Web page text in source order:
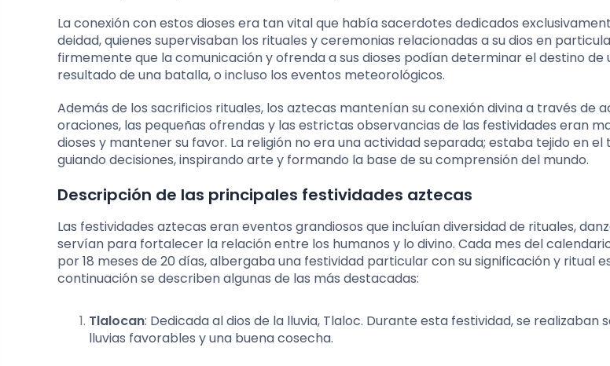
La conexión con estos dioses era tan vital que había sacerdotes dedicados
deidad, quienes supervisaban los rituales y ceremonias relacionadas a su dios en
firmemente que la comunicación y ofrenda a sus dioses podían determinar el destino de
resultado de una batalla, o incluso los eventos meteorológicos.
Además de los sacrificios rituales, los aztecas mantenían su conexión divina a través de
oraciones, las pequeñas ofrendas y las estrictas observancias de las festividades eran
dioses y mantener su favor. La religión no era una actividad separada; estaba tejido en el
guiando decisiones, inspirando arte y formando la base de su comprensión del mundo.
Descripción de las principales festividades aztecas
Las festividades aztecas eran eventos grandiosos que incluían diversidad de rituales,
servían para fortalecer la relación entre los humanos y lo divino. Cada mes del
por 18 meses de 20 días, albergaba una festividad particular con su significación y ritual
continuación se describen algunas de las más destacadas:
Tlalocan: Dedicada al dios de la lluvia, Tlaloc. Durante esta festividad, se realizaban
lluvias favorables y una buena cosecha.